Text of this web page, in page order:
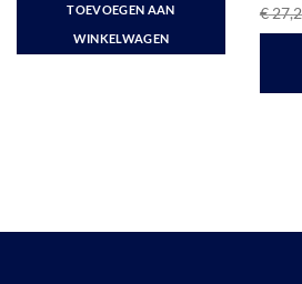
TOEVOEGEN AAN
WINKELWAGEN
5uit
€